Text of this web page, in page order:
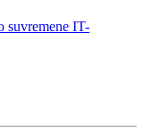
suvremene IT-